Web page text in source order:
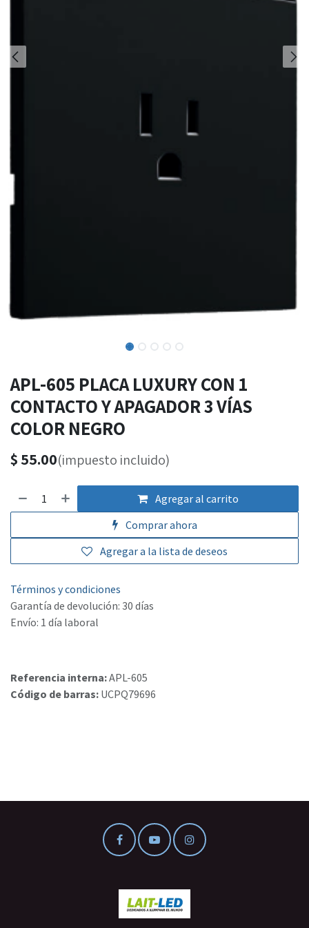
APL-605 PLACA LUXURY CON 1
CONTACTO Y APAGADOR 3 VÍAS
COLOR NEGRO
$ 55.00(impuesto incluido)
Agregar al carrito
Comprar ahora
Agregar a la lista de deseos
Términos y condiciones
Garantía de devolución: 30 días
Envío: 1 día laboral
Referencia interna:APL-605
Código de barras: UCPQ79696